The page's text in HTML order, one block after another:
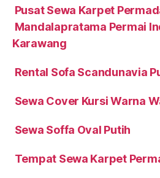
Pusat Sewa Karpet
Mandalapratama Permai
Karawang
Rental Sofa Scandunavia
Sewa Cover Kursi Warna
Sewa Soffa Oval Putih
Tempat Sewa Karpet